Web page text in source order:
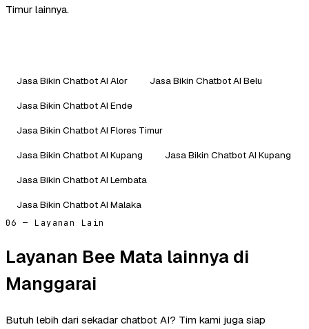
Timur lainnya.
Jasa Bikin Chatbot AI Alor
Jasa Bikin Chatbot AI Belu
Jasa Bikin Chatbot AI Ende
Jasa Bikin Chatbot AI Flores Timur
Jasa Bikin Chatbot AI Kupang
Jasa Bikin Chatbot AI Kupang
Jasa Bikin Chatbot AI Lembata
Jasa Bikin Chatbot AI Malaka
06 — Layanan Lain
Layanan Bee Mata lainnya di
Manggarai
Butuh lebih dari sekadar chatbot AI? Tim kami juga siap